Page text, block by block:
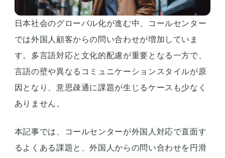
日本社会のグローバル化が進む中、コールセンター
では外国人顧客からの問い合わせが増加していま
す。多言語対応と文化的配慮が重要となる一方で、
言語の壁や異なるコミュニケーションスタイルが原
因となり、意思疎通に課題が生じるケースも少なく
ありません。
本記事では、コールセンターが外国人対応で直面す
るよくある課題と、外国人からの問い合わせを円滑